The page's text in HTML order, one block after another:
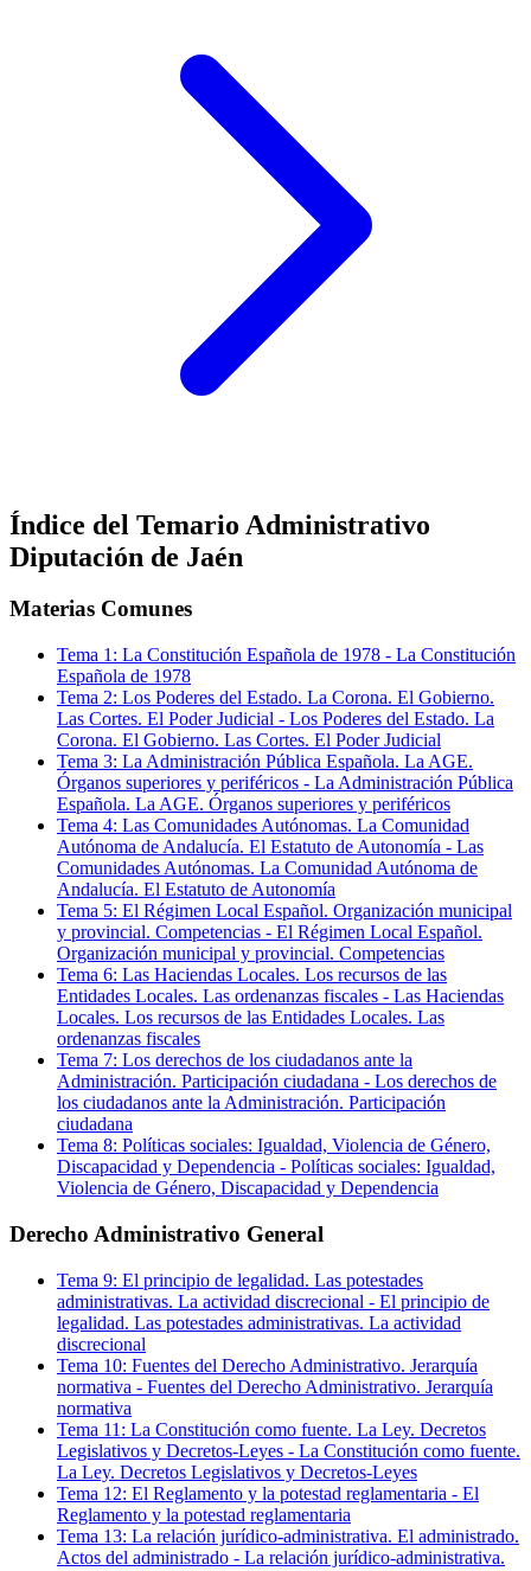
Índice del Temario Administrativo
Diputación de Jaén
Materias Comunes
Tema 1 : La Constitución Española de 1978 - La Constitución
Española de 1978
Tema 2: Los Poderes del Estado. La Corona. El Gobierno.
Las Cortes. El Poder Judicial - Los Poderes del Estado. La
Corona. El Gobierno. Las Cortes. El Poder Judicial
Tema 3: La Administración Pública Española. La AGE.
Órganos superiores y periféricos - La Administración Pública
Española. La AGE. Órganos superiores y periféricos
Tema 4: Las Comunidades Autónomas. La Comunidad
Autónoma de Andalucía. El Estatuto de Autonomía - Las
Comunidades Autónomas. La Comunidad Autónoma de
Andalucía. El Estatuto de Autonomía
Tema 5: El Régimen Local Español. Organización municipal
y provincial. Competencias - El Régimen Local Español.
Organización municipal y provincial. Competencias
Tema 6: Las Haciendas Locales. Los recursos de las
Entidades Locales. Las ordenanzas fiscales - Las Haciendas
Locales. Los recursos de las Entidades Locales. Las
ordenanzas fiscales
Tema 7: Los derechos de los ciudadanos ante la
Administración. Participación ciudadana - Los derechos de
los ciudadanos ante la Administración. Participación
ciudadana
Tema 8: Políticas sociales: Igualdad, Violencia de Género,
Discapacidad y Dependencia - Políticas sociales: Igualdad,
Violencia de Género, Discapacidad y Dependencia
Derecho Administrativo General
Tema 9: El principio de legalidad. Las potestades
administrativas. La actividad discrecional - El principio de
legalidad. Las potestades administrativas. La actividad
discrecional
Tema 10: Fuentes del Derecho Administrativo. Jerarquía
normativa - Fuentes del Derecho Administrativo. Jerarquía
normativa
Tema 11 : La Constitución como fuente. La Ley. Decretos
Legislativos y Decretos-Leyes - La Constitución como fuente.
La Ley. Decretos Legislativos y Decretos-Leyes
Tema 12: El Reglamento y la potestad reglamentaria - El
Reglamento y la potestad reglamentaria
Tema 13: La relación jurídico-administrativa. El administrado.
Actos del administrado - La relación jurídico-administrativa.